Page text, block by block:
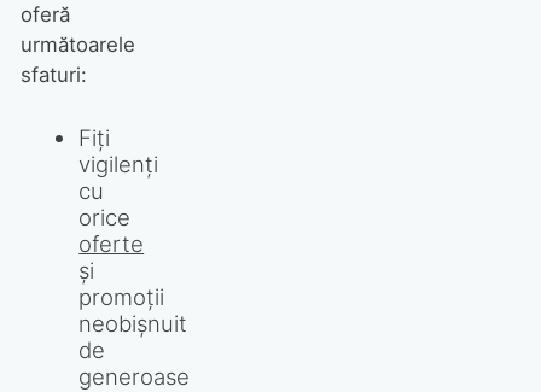
oferă
următoarele
sfaturi:
Fiți
vigilenți
cu
orice
oferte
și
promoții
neobișnuit
de
generoase